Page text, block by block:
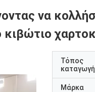
να
Τόπος
Μάρκα